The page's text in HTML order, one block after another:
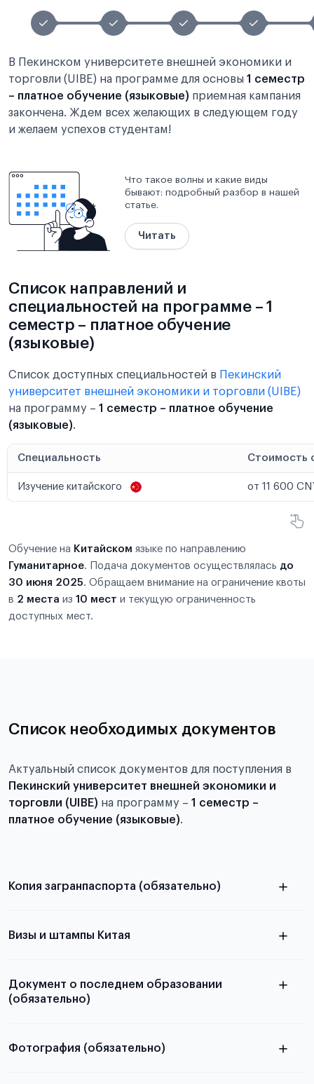
В Пекинском университете внешней экономики и
торговли (UIBE) на программе для основы 1 семестр
– платное обучение (языковые) приемная кампания
закончена. Ждем всех желающих в следующем году
и желаем успехов студентам!
Что такое волны и какие виды
бывают: подробный разбор в нашей
статье.
Читать
Список направлений и
специальностей на программе – 1
семестр – платное обучение
(языковые)
Список доступных специальностей в Пекинский
университет внешней экономики и торговли (UIBE)
на программу – 1 семестр – платное обучение
(языковые).
Специальность Стоимость
Изучение китайского от 11 600
Обучение на Китайском языке по направлению
Гуманитарное. Подача документов осуществлялась до
30 июня 2025. Обращаем внимание на ограничение квоты
в 2 места из 10 мест и текущую ограниченность
доступных мест.
Список необходимых документов
Актуальный список документов для поступления в
Пекинский университет внешней экономики и
торговли (UIBE) на программу – 1 семестр –
платное обучение (языковые).
Копия загранпаспорта (обязательно)
паспорта
Визы и штампы Китая
Документ о последнем образовании
(обязательно)
Фотография (обязательно)